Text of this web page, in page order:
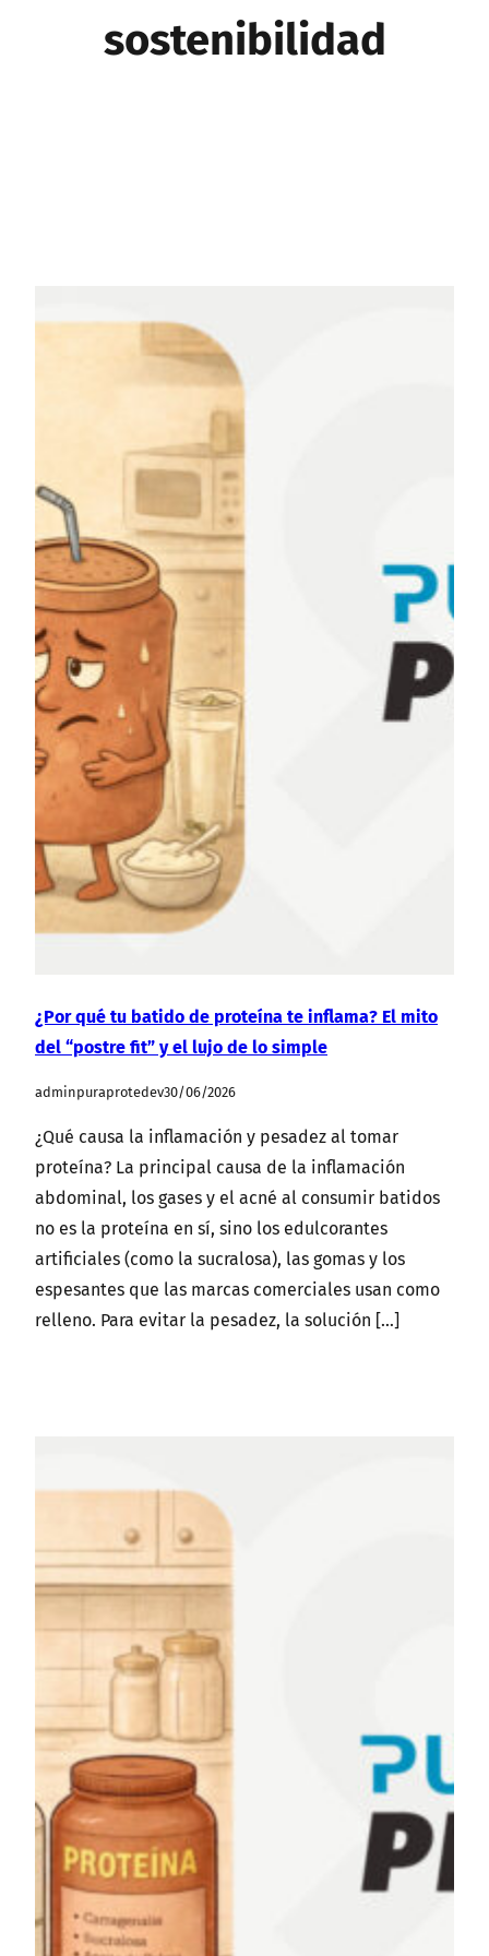
sostenibilidad
¿Por qué tu batido de proteína te inflama? El mito
del “postre fit” y el lujo de lo simple
adminpuraprotedev30/06/2026
¿Qué causa la inflamación y pesadez al tomar
proteína? La principal causa de la inflamación
abdominal, los gases y el acné al consumir batidos
no es la proteína en sí, sino los edulcorantes
artificiales (como la sucralosa), las gomas y los
espesantes que las marcas comerciales usan como
relleno. Para evitar la pesadez, la solución […]